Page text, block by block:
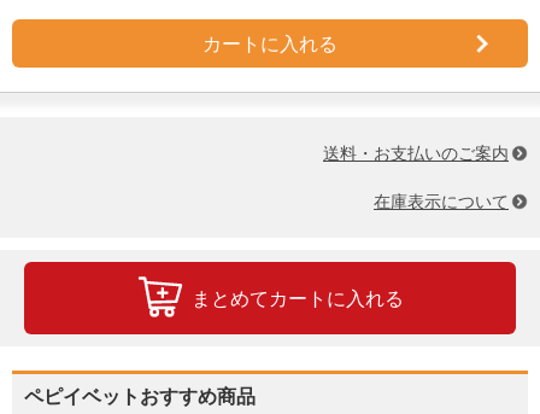
カートに入れる
送料・お支払いのご案内
在庫表示について
まとめてカートに入れる
ペピイベットおすすめ商品